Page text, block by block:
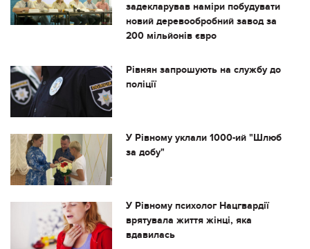
задекларував наміри побудувати
новий деревообробний завод за
200 мільйонів євро
Рівнян запрошують на службу до
поліції
У Рівному уклали 1000-ий "Шлюб
за добу"
У Рівному психолог Нацгвардії
врятувала життя жінці, яка
вдавилась